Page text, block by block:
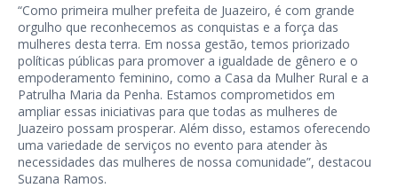
“Como primeira mulher prefeita de Juazeiro, é com grande
orgulho que reconhecemos as conquistas e a força das
mulheres desta terra. Em nossa gestão, temos priorizado
políticas públicas para promover a igualdade de gênero e o
empoderamento feminino, como a Casa da Mulher Rural e a
Patrulha Maria da Penha. Estamos comprometidos em
ampliar essas iniciativas para que todas as mulheres de
Juazeiro possam prosperar. Além disso, estamos oferecendo
uma variedade de serviços no evento para atender às
necessidades das mulheres de nossa comunidade”, destacou
Suzana Ramos.